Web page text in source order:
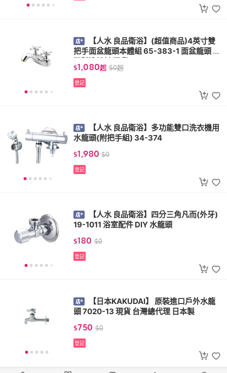
【人水 良品衛浴】(超值商品)4英寸雙
把手面盆龍頭本體組 65-383-1 面盆龍頭 台
灣製造設計 現貨
$1,080起 $0起
登記
【人水 良品衛浴】多功能雙口洗衣機用
水龍頭(附把手組) 34-374
$1,980 $0
登記
【人水 良品衛浴】四分三角凡而(外牙)
19-1011 浴室配件 DIY 水龍頭
$180 $0
登記
【日本KAKUDAI】 原裝進口戶外水龍
頭 7020-13 現貨 台灣總代理 日本製
$750 $0
登記